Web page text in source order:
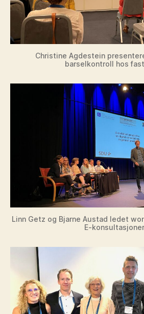
Christine Agdestein
barselkontroll hos
Linn Getz og Bjarne Austad ledet
E-konsultasjoner